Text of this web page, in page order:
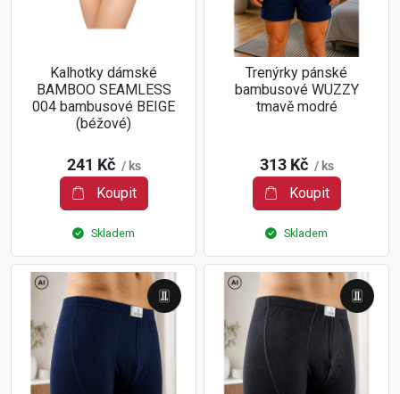
Kalhotky dámské
BAMBOO SEAMLESS
004 bambusové BEIGE
(béžové)
241 Kč / ks
Koupit
Skladem
Trenýrky pánské
bambusové WUZZY
tmavě modré
313 Kč / ks
Koupit
Skladem